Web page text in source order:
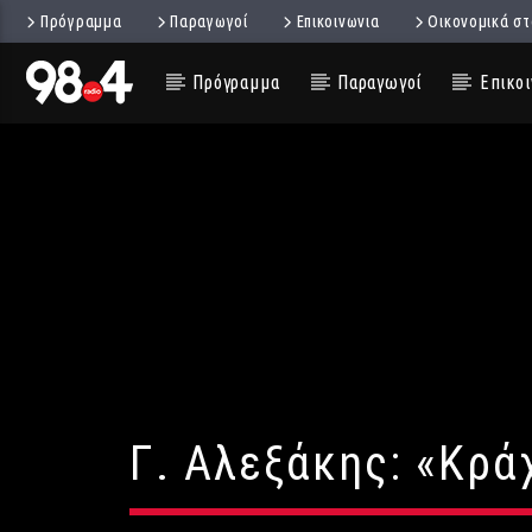
Πρόγραμμα Παραγωγοί Επικοινωνια Οικονομικά
Πρόγραμμα Παραγωγοί
Γ. Αλεξάκης: